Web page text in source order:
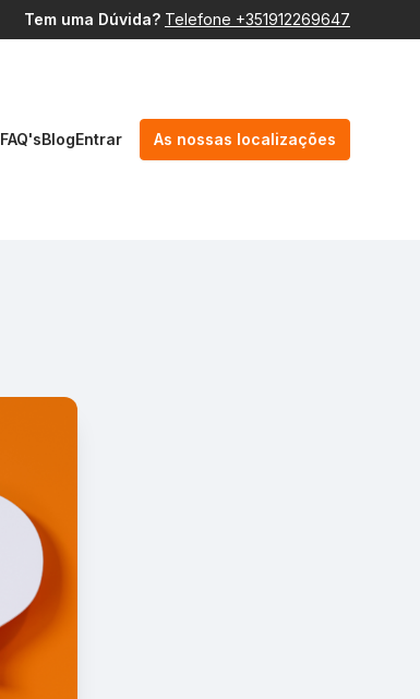
Tem uma Dúvida? Telefone +351912269647
FAQ'sBlogEntrar As nossas localizações